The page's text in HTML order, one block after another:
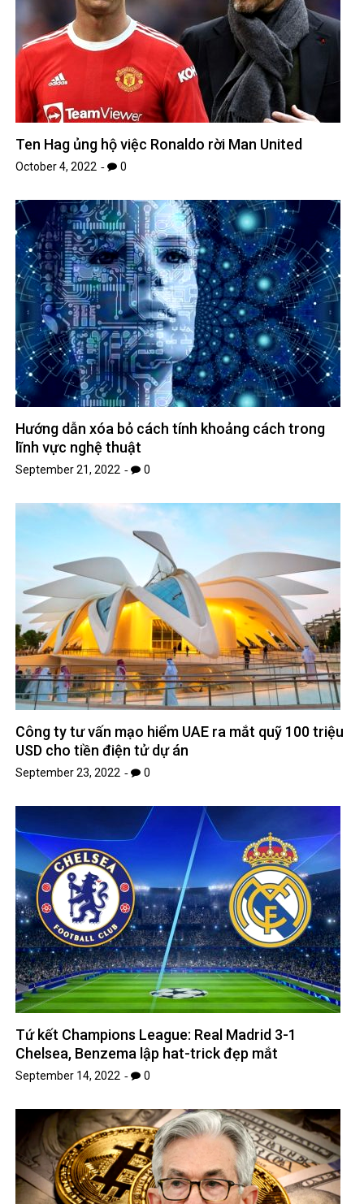
Ten Hag ủng hộ việc Ronaldo rời Man United
October 4, 2022 0
Hướng dẫn xóa bỏ cách tính khoảng cách trong
lĩnh vực nghệ thuật
September 21, 2022 0
Công ty tư vấn mạo hiểm UAE ra mắt quỹ 100 triệu
USD cho tiền điện tử dự án
September 23, 2022 0
Tứ kết Champions League: Real Madrid 3-1
Chelsea, Benzema lập hat-trick đẹp mắt
September 14, 2022 0